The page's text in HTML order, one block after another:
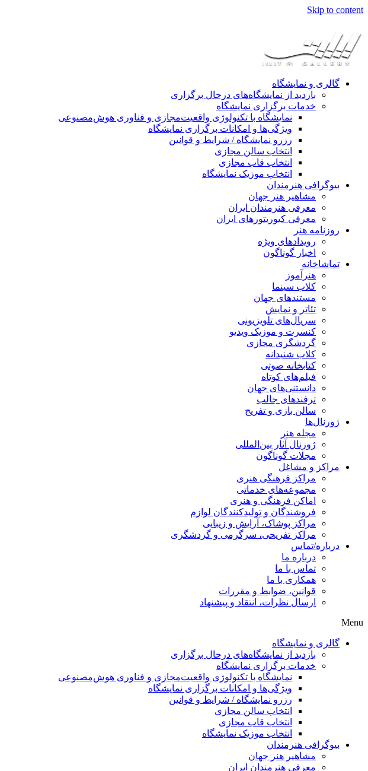
Skip to content
گالری و نمایشگاه
بازدید از نمایشگاه‌های درحال برگزاری
خدمات برگزاری نمایشگاه
نمایشگاه با تکنولوژی واقعیت‌مجازی و فناوری هوش‌مصنوعی
ویژگی‌ها و امکانات برگزاری نمایشگاه
رزرو نمایشگاه / شرایط و قوانین
انتخاب سالن مجازی
انتخاب قاب مجازی
انتخاب موزیک نمایشگاه
بیوگرافی هنرمندان
مشاهیر هنر جهان
معرفی هنرمندان ایران
معرفی کیوریتورهای ایران
روزنامه هنر
رویدادهای ویژه
اخبار گوناگون
تماشاخانه
هنرآموز
کلاب سینما
مستندهای جهان
تئاتر و نمایش
سریال‌های تلویزیونی
کنسرت و موزیک ویدیو
گردشگری مجازی
کلاب شنیدانه
کتابخانه صوتی
فیلم‌های کوتاه
دانستنی‌های جهان
ترفندهای جالب
سالن بازی و تفریح
ژورنال‌ها
مجله هنر
ژورنال آثار بین‌المللی
مجلات گوناگون
مراکز و مشاغل
مراکز فرهنگی هنری
مجموعه‌های خدماتی
اماکن فرهنگی و هنری
فروشندگان و تولیدکنندگان لوازم
مراکز پوشاک، آرایش و زیبایی
مراکز تفریحی، سرگرمی و گردشگری
درباره/تماس
درباره ما
تماس با ما
همکاری با ما
قوانین، ضوابط و مقررات
ارسال نظرات، انتقاد و پیشنهاد
Menu
گالری و نمایشگاه
بازدید از نمایشگاه‌های درحال برگزاری
خدمات برگزاری نمایشگاه
نمایشگاه با تکنولوژی واقعیت‌مجازی و فناوری هوش‌مصنوعی
ویژگی‌ها و امکانات برگزاری نمایشگاه
رزرو نمایشگاه / شرایط و قوانین
انتخاب سالن مجازی
انتخاب قاب مجازی
انتخاب موزیک نمایشگاه
بیوگرافی هنرمندان
مشاهیر هنر جهان
معرفی هنرمندان ایران